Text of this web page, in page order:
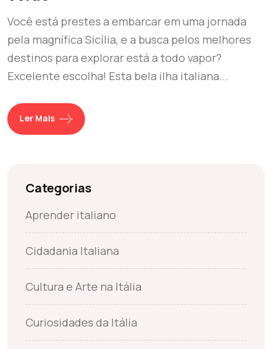
Você está prestes a embarcar em uma jornada
pela magnífica Sicília, e a busca pelos melhores
destinos para explorar está a todo vapor?
Excelente escolha! Esta bela ilha italiana...
Ler Mais
Categorias
Aprender italiano
Cidadania Italiana
Cultura e Arte na Itália
Curiosidades da Itália